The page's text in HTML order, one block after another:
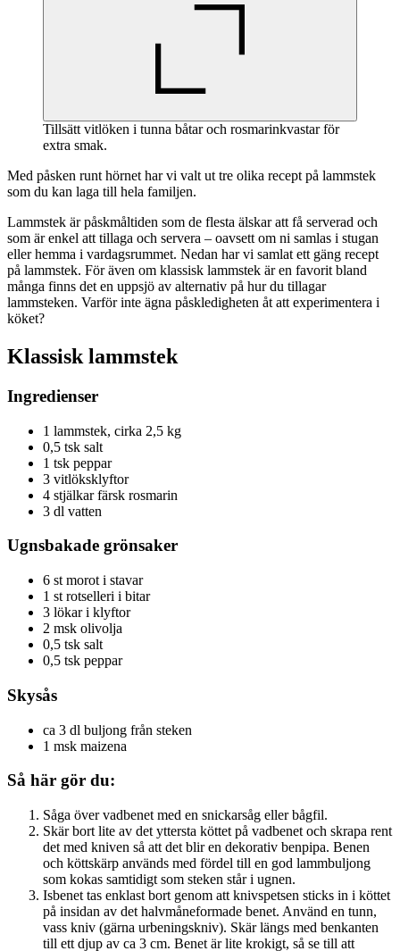
Tillsätt vitlöken i tunna båtar och rosmarinkvastar för
extra smak.
Med påsken runt hörnet har vi valt ut tre olika recept på lammstek
som du kan laga till hela familjen.
Lammstek är påskmåltiden som de flesta älskar att få serverad och
som är enkel att tillaga och servera – oavsett om ni samlas i stugan
eller hemma i vardagsrummet. Nedan har vi samlat ett gäng recept
på lammstek. För även om klassisk lammstek är en favorit bland
många finns det en uppsjö av alternativ på hur du tillagar
lammsteken. Varför inte ägna påskledigheten åt att experimentera i
köket?
Klassisk lammstek
Ingredienser
1 lammstek, cirka 2,5 kg
0,5 tsk salt
1 tsk peppar
3 vitlöksklyftor
4 stjälkar färsk rosmarin
3 dl vatten
Ugnsbakade grönsaker
6 st morot i stavar
1 st rotselleri i bitar
3 lökar i klyftor
2 msk olivolja
0,5 tsk salt
0,5 tsk peppar
Skysås
ca 3 dl buljong från steken
1 msk maizena
Så här gör du:
Såga över vadbenet med en snickarsåg eller bågfil.
Skär bort lite av det yttersta köttet på vadbenet och skrapa rent
det med kniven så att det blir en dekorativ benpipa. Benen
och köttskärp används med fördel till en god lammbuljong
som kokas samtidigt som steken står i ugnen.
Isbenet tas enklast bort genom att knivspetsen sticks in i köttet
på insidan av det halvmåneformade benet. Använd en tunn,
vass kniv (gärna urbeningskniv). Skär längs med benkanten
till ett djup av ca 3 cm. Benet är lite krokigt, så se till att